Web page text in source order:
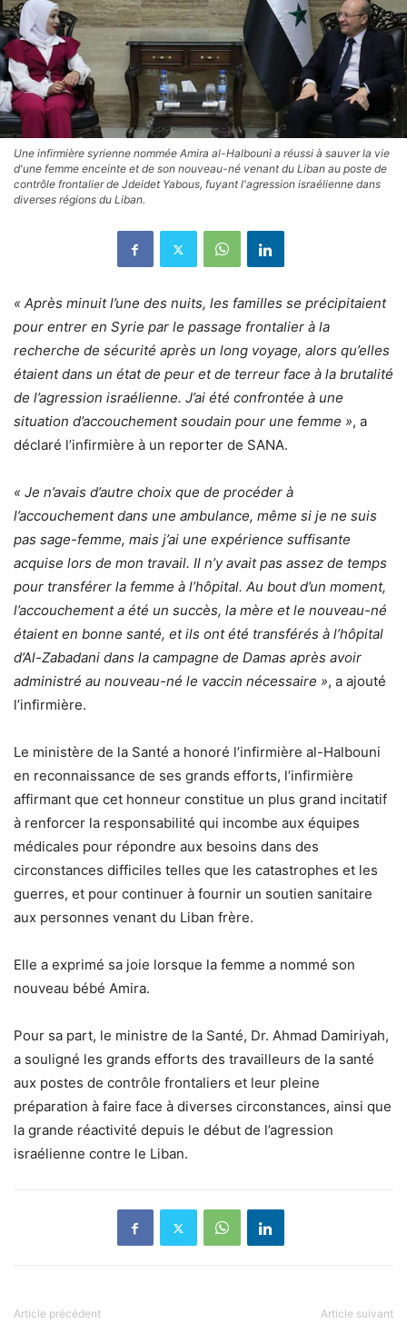
Une infirmière syrienne nommée Amira al-Halbouni a réussi à sauver la vie
d'une femme enceinte et de son nouveau-né venant du Liban au poste de
contrôle frontalier de Jdeidet Yabous, fuyant l'agression israélienne dans
diverses régions du Liban.
« Après minuit l’une des nuits, les familles se précipitaient
pour entrer en Syrie par le passage frontalier à la
recherche de sécurité après un long voyage, alors qu’elles
étaient dans un état de peur et de terreur face à la brutalité
de l’agression israélienne. J’ai été confrontée à une
situation d’accouchement soudain pour une femme », a
déclaré l’infirmière à un reporter de SANA.
« Je n’avais d’autre choix que de procéder à
l’accouchement dans une ambulance, même si je ne suis
pas sage-femme, mais j’ai une expérience suffisante
acquise lors de mon travail. Il n’y avait pas assez de temps
pour transférer la femme à l’hôpital. Au bout d’un moment,
l’accouchement a été un succès, la mère et le nouveau-né
étaient en bonne santé, et ils ont été transférés à l’hôpital
d’Al-Zabadani dans la campagne de Damas après avoir
administré au nouveau-né le vaccin nécessaire », a ajouté
l’infirmière.
Le ministère de la Santé a honoré l’infirmière al-Halbouni
en reconnaissance de ses grands efforts, l’infirmière
affirmant que cet honneur constitue un plus grand incitatif
à renforcer la responsabilité qui incombe aux équipes
médicales pour répondre aux besoins dans des
circonstances difficiles telles que les catastrophes et les
guerres, et pour continuer à fournir un soutien sanitaire
aux personnes venant du Liban frère.
Elle a exprimé sa joie lorsque la femme a nommé son
nouveau bébé Amira.
Pour sa part, le ministre de la Santé, Dr. Ahmad Damiriyah,
a souligné les grands efforts des travailleurs de la santé
aux postes de contrôle frontaliers et leur pleine
préparation à faire face à diverses circonstances, ainsi que
la grande réactivité depuis le début de l’agression
israélienne contre le Liban.
Article précédent Article suivant